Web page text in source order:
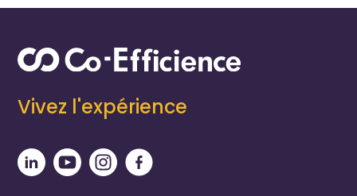
Vivez l'expérience